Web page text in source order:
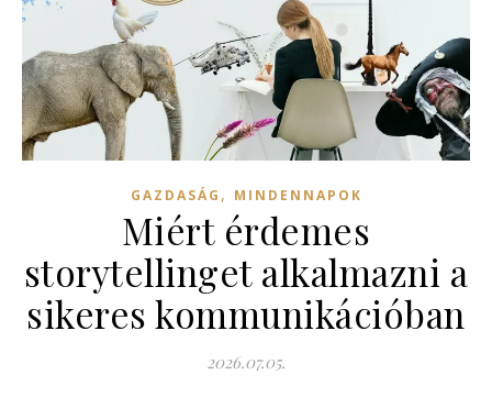
GAZDASÁG , MINDENNAPOK
Miért érdemes
storytellinget alkalmazni a
sikeres kommunikációban
2026.07.05.